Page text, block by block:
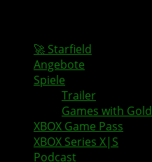
🚀 Starfield
Angebote
Spiele
Trailer
Games with Gold
XBOX Game Pass
XBOX Series X|S
Podcast